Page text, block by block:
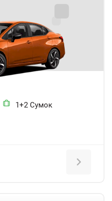
1+2 Сумок